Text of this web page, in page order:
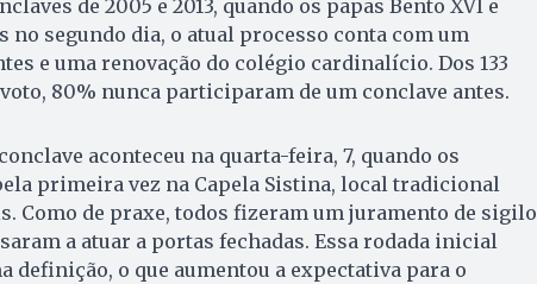
de 2005 e 2013, quando os papas Bento XVI e
no segundo dia, o atual processo conta com um
e uma renovação do colégio cardinalício. Dos 133
80% nunca participaram de um conclave antes.
aconteceu na quarta-feira, 7, quando os
primeira vez na Capela Sistina, local tradicional
Como de praxe, todos fizeram um juramento de sigilo
a atuar a portas fechadas. Essa rodada inicial
definição, o que aumentou a expectativa para o